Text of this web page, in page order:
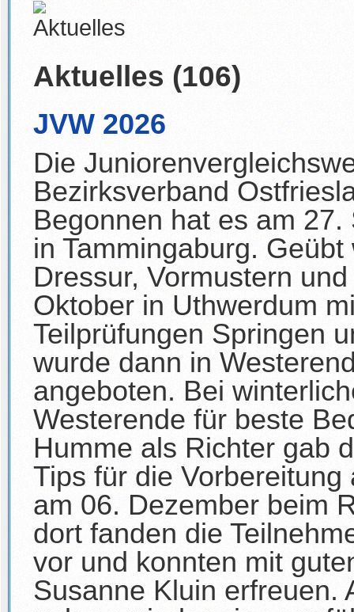
Aktuelles (106)
JVW 2026
Die
Bezirksverband
Begonnen hat es am
in Tammingaburg.
Dressur, Vormustern
Oktober in Uthwerdum
Teilprüfungen Springen
wurde dann in
angeboten. Bei
Westerende für beste
Humme als Richter gab
Tips für die
am 06. Dezember beim
dort fanden die
vor und konnten mit
Susanne Kluin erfreuen.